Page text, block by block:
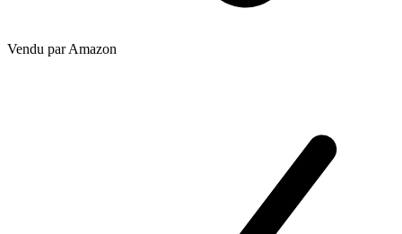
Vendu parAmazon